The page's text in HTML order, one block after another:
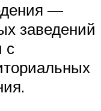
—
заведений
с